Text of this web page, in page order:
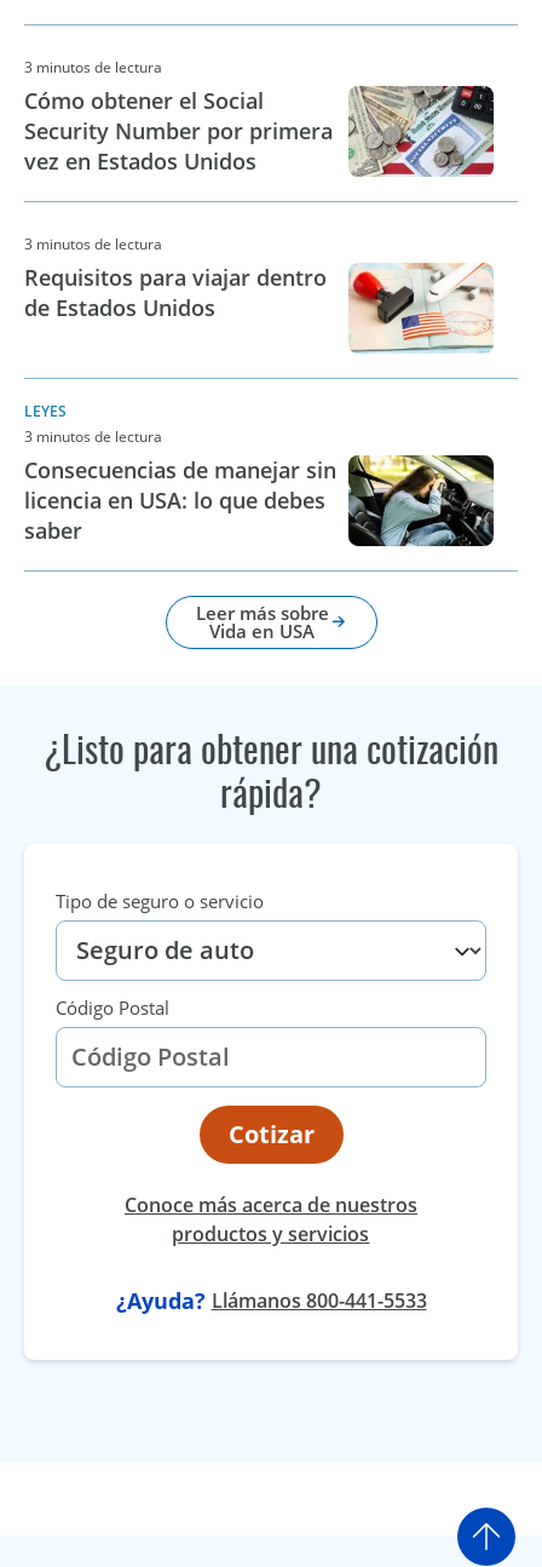
3 minutos de lectura
Cómo obtener el Social
Security Number por primera
vez en Estados Unidos
3 minutos de lectura
Requisitos para viajar dentro
de Estados Unidos
LEYES
3 minutos de lectura
Consecuencias de manejar sin
licencia en USA: lo que debes
saber
Leer más sobre
Vida en USA
¿Listo para obtener una cotización
rápida?
Tipo de seguro o servicio
Código Postal
Cotizar
Conoce más acerca de nuestros
productos y servicios
¿Ayuda? Llámanos 800-441-5533
Ir